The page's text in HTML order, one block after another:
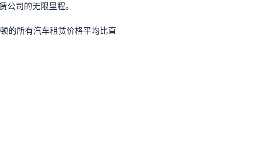
公司的无限里程。
的所有汽车租赁价格平均比直